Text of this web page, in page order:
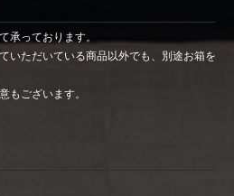
承っております。
いただいている商品以外でも、別途お箱を
もございます。